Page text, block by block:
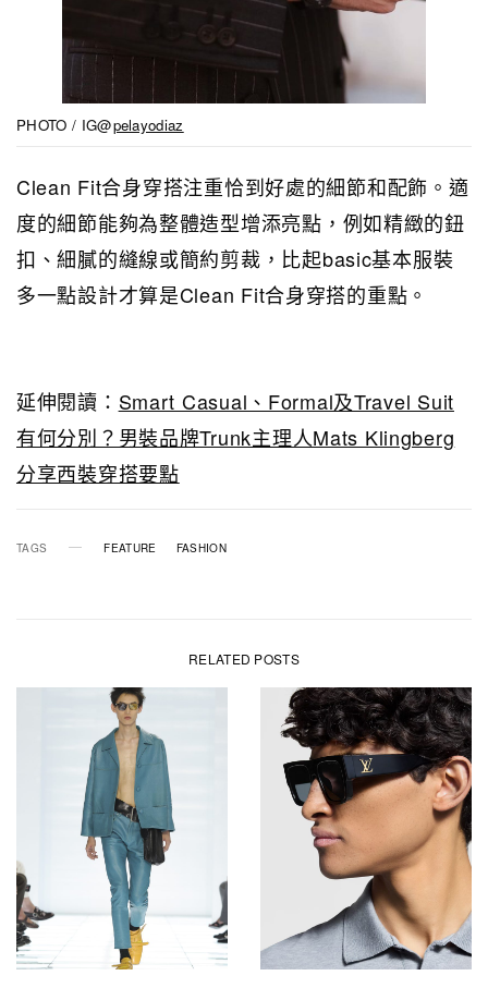
PHOTO / IG@pelayodiaz
Clean Fit合身穿搭注重恰到好處的細節和配飾。適
度的細節能夠為整體造型增添亮點，例如精緻的鈕
扣、細膩的縫線或簡約剪裁，比起basic基本服裝
多一點設計才算是Clean Fit合身穿搭的重點。
延伸閱讀： Smart Casual、Formal及Travel Suit
有何分別？男裝品牌Trunk主理人Mats Klingberg
分享西裝穿搭要點
TAGS FEATURE FASHION
RELATED POSTS